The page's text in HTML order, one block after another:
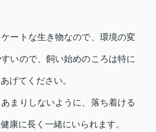
ートな生き物なので、環境の変
いので、飼い始めのころは特に
げてください。
まりしないように、落ち着ける
康に長く一緒にいられます。